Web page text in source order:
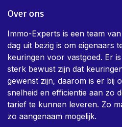
Over ons
Immo-Experts is een team
dag uit bezig is om eigenaars
keuringen voor vastgoed. Er
sterk bewust zijn dat
gewenst zijn, daarom is er bij
snelheid en efficientie aan zo
tarief te kunnen leveren. Zo
zo aangenaam mogelijk.